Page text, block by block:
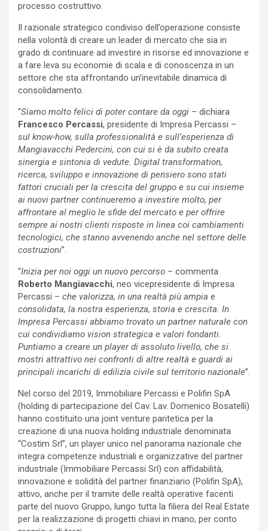
processo costruttivo.
Il razionale strategico condiviso dell’operazione consiste
nella volontà di creare un leader di mercato che sia in
grado di continuare ad investire in risorse ed innovazione e
a fare leva su economie di scala e di conoscenza in un
settore che sta affrontando un’inevitabile dinamica di
consolidamento.
“Siamo molto felici di poter contare da oggi – dichiara
Francesco Percassi, presidente di Impresa Percassi –
sul know-how, sulla professionalità e sull’esperienza di
Mangiavacchi Pedercini, con cui si è da subito creata
sinergia e sintonia di vedute. Digital transformation,
ricerca, sviluppo e innovazione di pensiero sono stati
fattori cruciali per la crescita del gruppo e su cui insieme
ai nuovi partner continueremo a investire molto, per
affrontare al meglio le sfide del mercato e per offrire
sempre ai nostri clienti risposte in linea coi cambiamenti
tecnologici, che stanno avvenendo anche nel settore delle
costruzioni”.
“Inizia per noi oggi un nuovo percorso – commenta
Roberto Mangiavacchi, neo vicepresidente di Impresa
Percassi – che valorizza, in una realtà più ampia e
consolidata, la nostra esperienza, storia e crescita. In
Impresa Percassi abbiamo trovato un partner naturale con
cui condividiamo vision strategica e valori fondanti.
Puntiamo a creare un player di assoluto livello, che si
mostri attrattivo nei confronti di altre realtà e guardi ai
principali incarichi di edilizia civile sul territorio nazionale”.
Nel corso del 2019, Immobiliare Percassi e Polifin SpA
(holding di partecipazione del Cav. Lav. Domenico Bosatelli)
hanno costituito una joint venture paritetica per la
creazione di una nuova holding industriale denominata
“Costim Srl”, un player unico nel panorama nazionale che
integra competenze industriali e organizzative del partner
industriale (Immobiliare Percassi Srl) con affidabilità,
innovazione e solidità del partner finanziario (Polifin SpA),
attivo, anche per il tramite delle realtà operative facenti
parte del nuovo Gruppo, lungo tutta la filiera del Real Estate
per la realizzazione di progetti chiavi in mano, per conto